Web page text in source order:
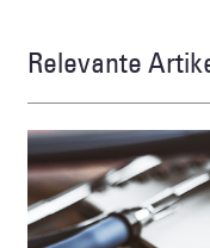
Relevante